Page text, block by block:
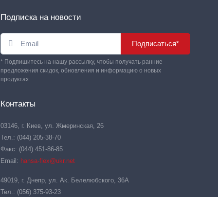
Подписка на новости
Подписаться*
* Подпишитесь на нашу рассылку, чтобы получать ранние
предложения скидок, обновления и информацию о новых
продуктах.
Контакты
03146, г. Киев, ул. Жмеринская, 26
Тел.: (044) 205-38-70
Факс: (044) 451-86-85
Email: hansa-flex@ukr.net
49019, г. Днепр, ул. Ак. Белелюбского, 36А
Тел.: (056) 375-93-23